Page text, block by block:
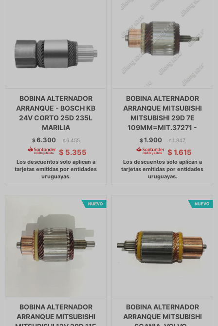
BOBINA ALTERNADOR
ARRANQUE - BOSCH KB
24V CORTO 25D 235L
MARILIA
$6.300 $ 6.455
$ 5.355
BOBINA ALTERNADOR
ARRANQUE MITSUBISHI
MITSUBISHI 29D 7E
109MM=MIT.37271 -
$1.900 $ 1.947
$ 1.615
BOBINA ALTERNADOR
ARRANQUE MITSUBISHI
BOBINA ALTERNADOR
ARRANQUE MITSUBISHI